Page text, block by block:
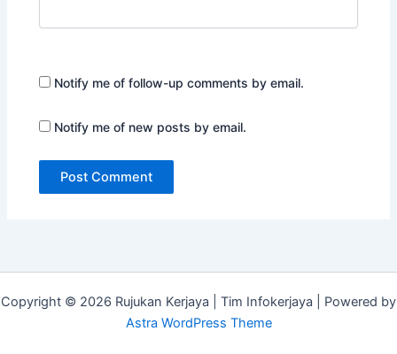
Notify me of follow-up comments by email.
Notify me of new posts by email.
Copyright © 2026 Rujukan Kerjaya | Tim Infokerjaya | Powered by
Astra WordPress Theme